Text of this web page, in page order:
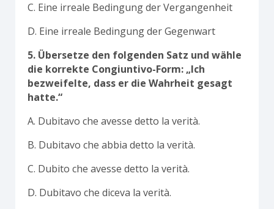
C. Eine irreale Bedingung der Vergangenheit
D. Eine irreale Bedingung der Gegenwart
5. Übersetze den folgenden Satz und wähle
die korrekte Congiuntivo-Form: „Ich
bezweifelte, dass er die Wahrheit gesagt
hatte.“
A. Dubitavo che avesse detto la verità.
B. Dubitavo che abbia detto la verità.
C. Dubito che avesse detto la verità.
D. Dubitavo che diceva la verità.